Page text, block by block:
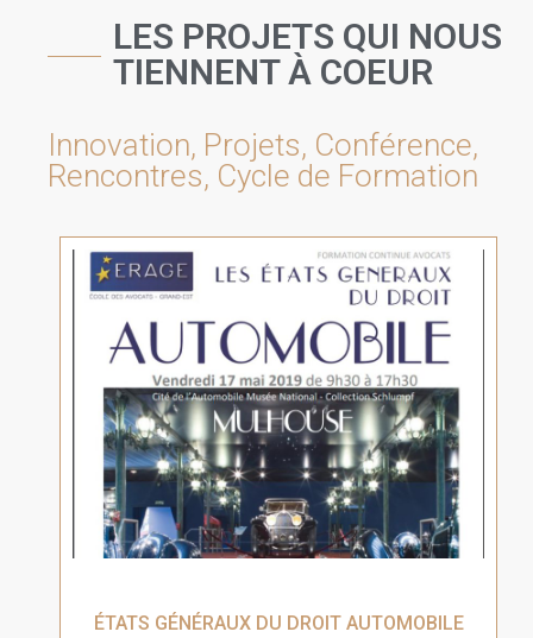
LES PROJETS QUI NOUS
TIENNENT À COEUR
Innovation, Projets, Conférence,
Rencontres, Cycle de Formation
ÉTATS GÉNÉRAUX DU DROIT AUTOMOBILE